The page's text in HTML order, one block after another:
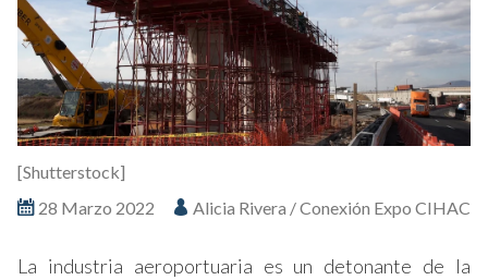
28 Marzo 2022 Alicia Rivera / Conexión Expo CIHAC
[Shutterstock]
La industria aeroportuaria es un detonante de la